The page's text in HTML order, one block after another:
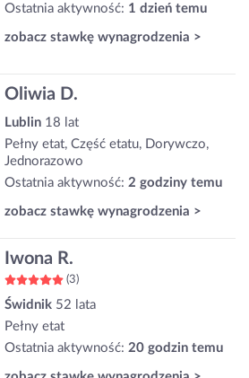
Ostatnia aktywność: 1 dzień temu
zobacz stawkę wynagrodzenia >
Oliwia D.
Lublin 18 lat
Pełny etat, Część etatu, Dorywczo,
Jednorazowo
Ostatnia aktywność: 2 godziny temu
zobacz stawkę wynagrodzenia >
Iwona R.
(3)
Świdnik 52 lata
Pełny etat
Ostatnia aktywność: 20 godzin temu